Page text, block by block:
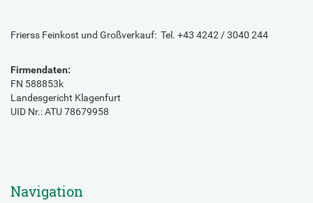
Frierss Feinkost und Großverkauf: Tel. +43 4242 / 3040 244
Firmendaten:
FN 588853k
Landesgericht Klagenfurt
UID Nr.: ATU 78679958
Navigation